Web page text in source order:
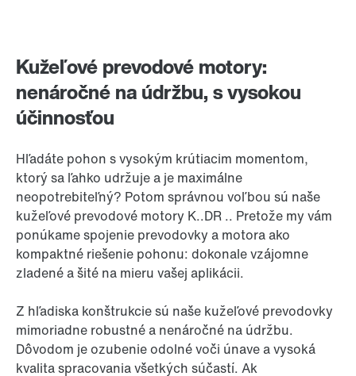
Kužeľové prevodové motory:
nenáročné na údržbu, s vysokou
účinnosťou
Hľadáte pohon s vysokým krútiacim momentom,
ktorý sa ľahko udržuje a je maximálne
neopotrebiteľný? Potom správnou voľbou sú naše
kužeľové prevodové motory K..DR .. Pretože my vám
ponúkame spojenie prevodovky a motora ako
kompaktné riešenie pohonu: dokonale vzájomne
zladené a šité na mieru vašej aplikácii.
Z hľadiska konštrukcie sú naše kužeľové prevodovky
mimoriadne robustné a nenáročné na údržbu.
Dôvodom je ozubenie odolné voči únave a vysoká
kvalita spracovania všetkých súčastí. Ak